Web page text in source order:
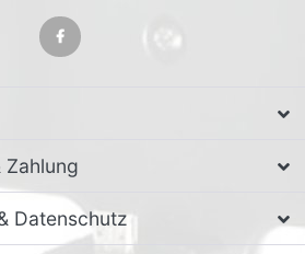
Zahlung
Datenschutz